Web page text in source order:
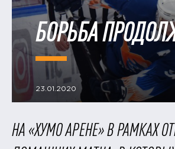
БОРЬБА
23.01.2020
​НА «ХУМО АРЕНЕ» В РАМКАХ